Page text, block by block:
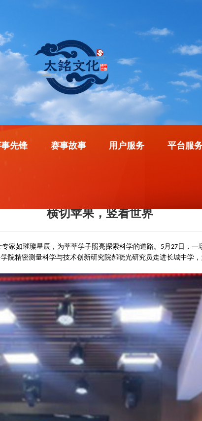
先锋 赛事故事 用户服务 平台服
横切苹果，竖看世界
家如璀璨星辰，为莘莘学子照亮探索科学的道路。 5 月 27日，一
院精密测量科学与技术创新研究院郝晓光研究员走进长城中学